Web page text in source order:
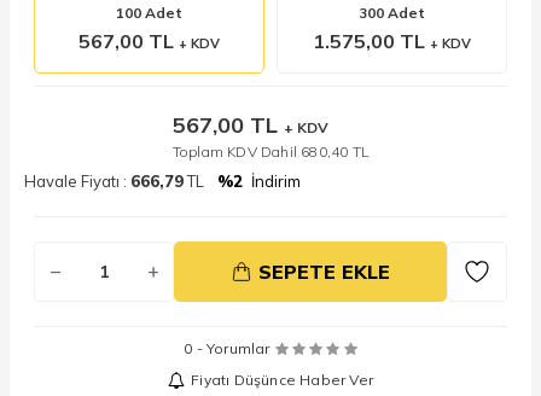
100 Adet
567,00 TL + KDV
300 Adet
1.575,00 TL + KDV
567,00TL + KDV
Toplam KDV Dahil 680,40 TL
Havale Fiyatı : 666,79TL %2 İndirim
SEPETE EKLE
0 - Yorumlar
Fiyatı Düşünce Haber Ver